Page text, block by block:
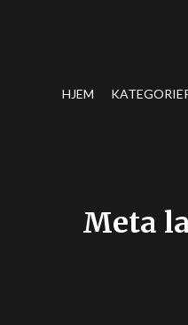
HJEM
Meta